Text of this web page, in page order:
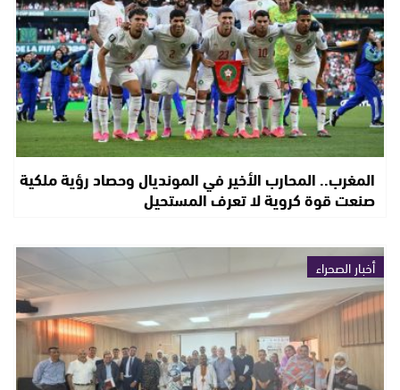
المغرب.. المحارب الأخير في المونديال وحصاد رؤية ملكية
صنعت قوة كروية لا تعرف المستحيل
أخبار الصحراء